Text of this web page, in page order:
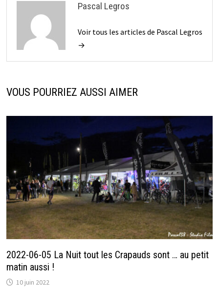
Pascal Legros
Voir tous les articles de Pascal Legros
→
VOUS POURRIEZ AUSSI AIMER
2022-06-05 La Nuit tout les Crapauds sont … au petit
matin aussi !
10 juin 2022